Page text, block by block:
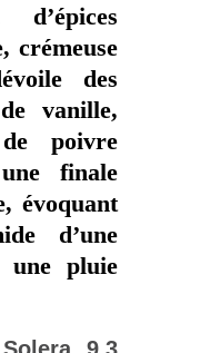
crémeuse
des
vanille,
poivre
finale
évoquant
d’une
une pluie